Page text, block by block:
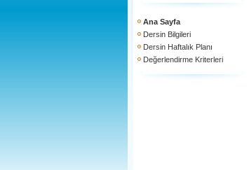
Ana Sayfa
Dersin Bilgileri
Dersin Haftalık Planı
Değerlendirme Kriterleri